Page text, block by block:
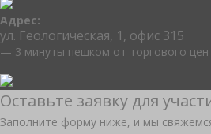
Адрес:
ул. Геологическая, 1, офис 315
— 3 минуты пешком от торгового
Оставьте заявку для
Заполните форму ниже, и мы